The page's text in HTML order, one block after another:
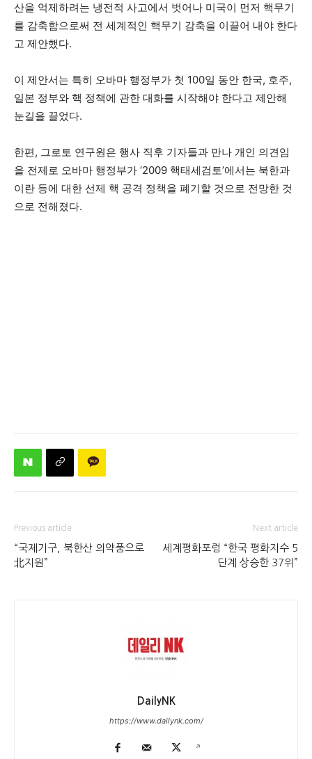
산을 억제하려는 냉전적 사고에서 벗어나 미국이 먼저 핵무기
를 감축함으로써 전 세계적인 핵무기 감축을 이끌어 내야 한다
고 제안했다.
이 제안서는 특히 오바마 행정부가 첫 100일 동안 한국, 호주,
일본 정부와 핵 정책에 관한 대화를 시작해야 한다고 제안해
눈길을 끌었다.
한편, 그로토 연구원은 행사 직후 기자들과 만나 개인 의견임
을 전제로 오바마 행정부가 ‘2009 핵태세검토’에서는 북한과
이란 등에 대한 선제 핵 공격 정책을 폐기할 것으로 전망한 것
으로 전해졌다.
Previous article
“국제기구, 북한산 의약품으로
北지원”
Next article
세계평화포럼 “한국 평화지수 5
단계 상승한 37위”
DailyNK
https://www.dailynk.com/